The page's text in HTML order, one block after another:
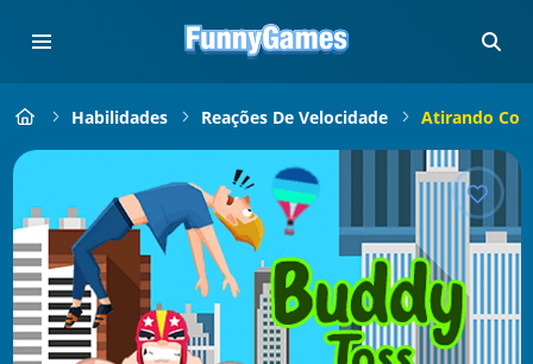
Habilidades Reações De Velocidade Atirando